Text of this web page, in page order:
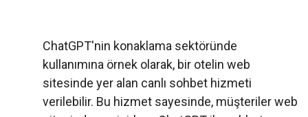
ChatGPT'nin konaklama sektöründe
kullanımına örnek olarak, bir otelin web
sitesinde yer alan canlı sohbet hizmeti
verilebilir. Bu hizmet sayesinde, müşteriler web